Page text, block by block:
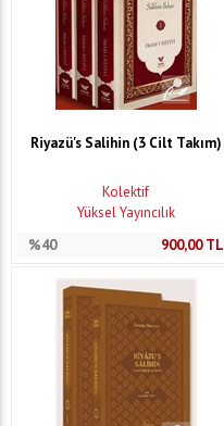
Riyazü's Salihin (3 Cilt Takım)
Kolektif
Yüksel Yayıncılık
%40
900,00TL